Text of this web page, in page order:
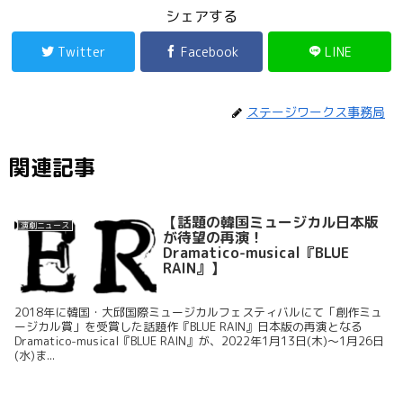
シェアする
Twitter Facebook LINE
ステージワークス事務局
関連記事
演劇ニュース 【話題の韓国ミュージカル日本版
が待望の再演！
Dramatico-musical『BLUE
RAIN』】
2018年に韓国・大邱国際ミュージカルフェスティバルにて「創作ミュ
ージカル賞」を受賞した話題作『BLUE RAIN』日本版の再演となる
Dramatico-musical『BLUE RAIN』が、2022年1月13日(木)～1月26日
(水)ま...